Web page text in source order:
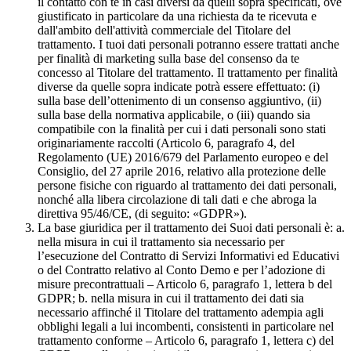
giustificato in particolare da una richiesta da te ricevuta e
dall'ambito dell'attività commerciale del Titolare del
trattamento. I tuoi dati personali potranno essere trattati anche
per finalità di marketing sulla base del consenso da te
concesso al Titolare del trattamento. Il trattamento per finalità
diverse da quelle sopra indicate potrà essere effettuato: (i)
sulla base dell’ottenimento di un consenso aggiuntivo, (ii)
sulla base della normativa applicabile, o (iii) quando sia
compatibile con la finalità per cui i dati personali sono stati
originariamente raccolti (Articolo 6, paragrafo 4, del
Regolamento (UE) 2016/679 del Parlamento europeo e del
Consiglio, del 27 aprile 2016, relativo alla protezione delle
persone fisiche con riguardo al trattamento dei dati personali,
nonché alla libera circolazione di tali dati e che abroga la
direttiva 95/46/CE, (di seguito: «GDPR»).
La base giuridica per il trattamento dei Suoi dati personali è: a.
nella misura in cui il trattamento sia necessario per
l’esecuzione del Contratto di Servizi Informativi ed Educativi
o del Contratto relativo al Conto Demo e per l’adozione di
misure precontrattuali – Articolo 6, paragrafo 1, lettera b del
GDPR; b. nella misura in cui il trattamento dei dati sia
necessario affinché il Titolare del trattamento adempia agli
obblighi legali a lui incombenti, consistenti in particolare nel
trattamento conforme – Articolo 6, paragrafo 1, lettera c) del